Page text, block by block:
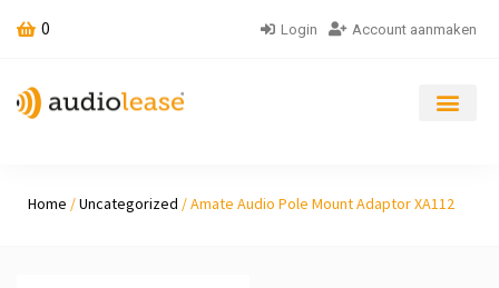
0 Login Account aanmaken
Home /Uncategorized / Amate Audio Pole Mount Adaptor XA112